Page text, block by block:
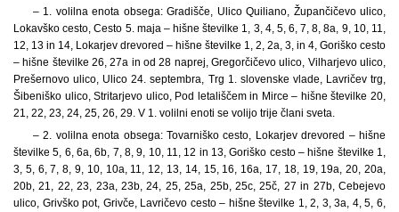
– 1. volilna enota obsega: Gradišče, Ulico Quiliano, Župančičevo ulico,
Lokavško cesto, Cesto 5. maja – hišne številke 1, 3, 4, 5, 6, 7, 8, 8a, 9, 10, 11,
12, 13 in 14, Lokarjev drevored – hišne številke 1, 2, 2a, 3, in 4, Goriško cesto
– hišne številke 26, 27a in od 28 naprej, Gregorčičevo ulico, Vilharjevo ulico,
Prešernovo ulico, Ulico 24. septembra, Trg 1. slovenske vlade, Lavričev trg,
Šibeniško ulico, Stritarjevo ulico, Pod letališčem in Mirce – hišne številke 20,
21, 22, 23, 24, 25, 26, 29. V 1. volilni enoti se volijo trije člani sveta.
– 2. volilna enota obsega: Tovarniško cesto, Lokarjev drevored – hišne
številke 5, 6, 6a, 6b, 7, 8, 9, 10, 11, 12 in 13, Goriško cesto – hišne številke 1,
3, 5, 6, 7, 8, 9, 10, 10a, 11, 12, 13, 14, 15, 16, 16a, 17, 18, 19, 19a, 20, 20a,
20b, 21, 22, 23, 23a, 23b, 24, 25, 25a, 25b, 25c, 25č, 27 in 27b, Cebejevo
ulico, Grivško pot, Grivče, Lavričevo cesto – hišne številke 1, 2, 3, 3a, 4, 5, 6,